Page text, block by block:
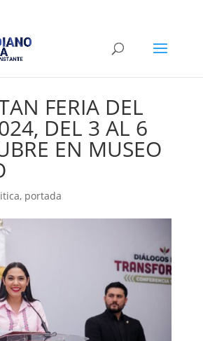
FERIA DEL
DEL 3 AL 6
EN MUSEO
, portada